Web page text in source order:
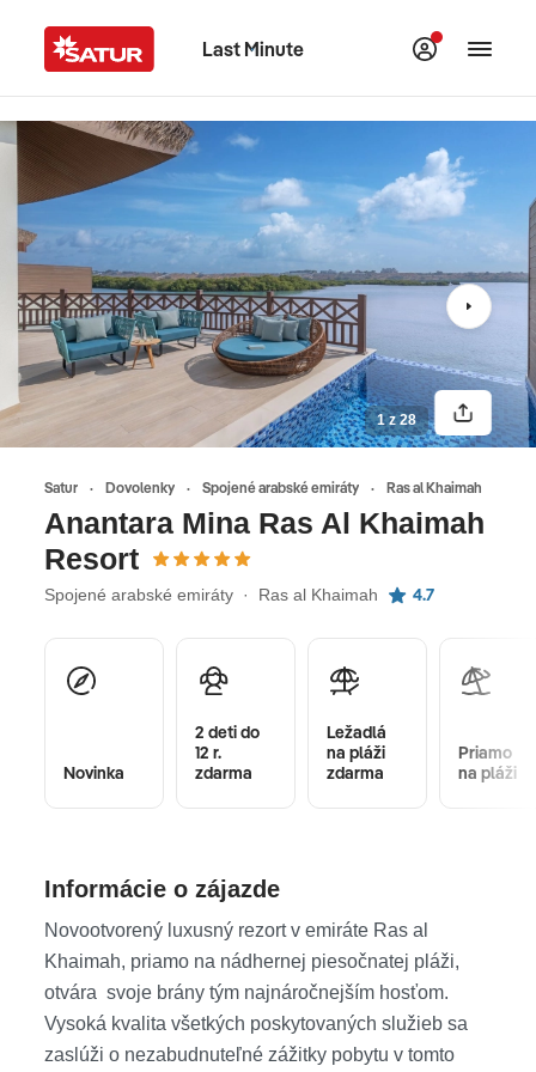
Last Minute
Satur Dovolenky Spojené arabské emiráty Ras al Khaimah
Anantara Mina Ras Al Khaimah
Resort
Spojené arabské emiráty · Ras al Khaimah 4.7
1 z 28
Novinka
2 deti do
12 r.
zdarma
Ležadlá
na pláži
zdarma
Priamo
na pláži
Informácie o zájazde
Novootvorený luxusný rezort v emiráte Ras al
Khaimah, priamo na nádhernej piesočnatej pláži,
otvára svoje brány tým najnáročnejším hosťom.
Vysoká kvalita všetkých poskytovaných služieb sa
zaslúži o nezabudnuteľné zážitky pobytu v tomto